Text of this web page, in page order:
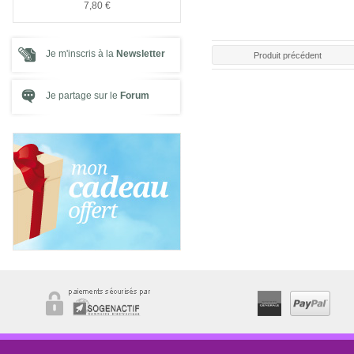
7,80 €
Je m'inscris à la Newsletter
Je partage sur le Forum
Produit précédent